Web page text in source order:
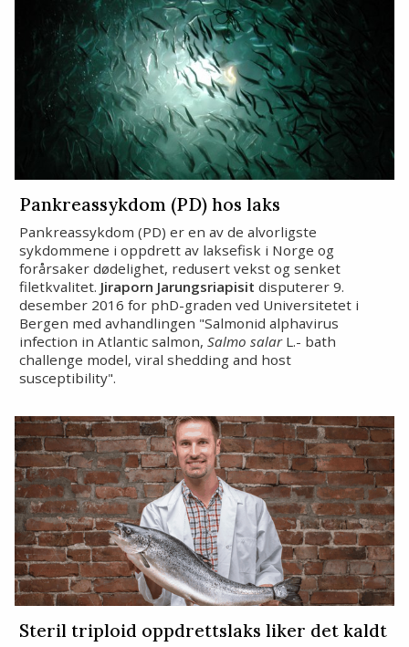
Pankreassykdom (PD) hos laks
Pankreassykdom (PD) er en av de alvorligste
sykdommene i oppdrett av laksefisk i Norge og
forårsaker dødelighet, redusert vekst og senket
filetkvalitet. Jiraporn Jarungsriapisit disputerer 9.
desember 2016 for phD-graden ved Universitetet i
Bergen med avhandlingen "Salmonid alphavirus
infection in Atlantic salmon, Salmo salarL.- bath
challenge model, viral shedding and host
susceptibility".
Stopp
Steril triploid oppdrettslaks liker det kaldt